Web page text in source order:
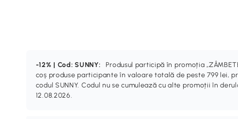
-12% | Cod: SUNNY:
Produsul participă în promoția
coș produse participante în valoare totală de peste 799 lei,
codul SUNNY. Codul nu se cumulează cu alte promoții în
12.08.2026.